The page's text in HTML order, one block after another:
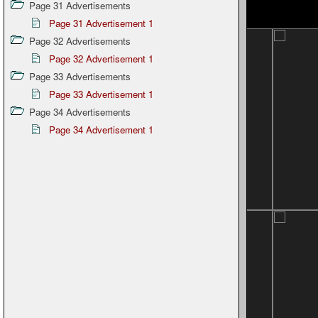
Page 31 Advertisements
Page 31 Advertisement 1
Page 32 Advertisements
Page 32 Advertisement 1
Page 33 Advertisements
Page 33 Advertisement 1
Page 34 Advertisements
Page 34 Advertisement 1